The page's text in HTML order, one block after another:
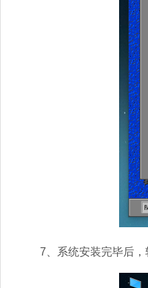
7、系统安装完毕后，